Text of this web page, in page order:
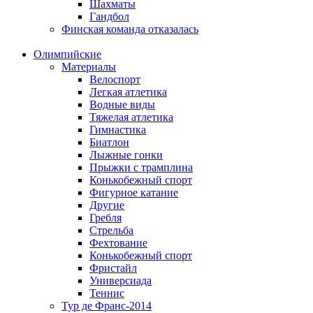
Шахматы
Гандбол
Финская команда отказалась
Олимпийские
Материалы
Велоспорт
Легкая атлетика
Водные виды
Тяжелая атлетика
Гимнастика
Биатлон
Лыжные гонки
Прыжки с трамплина
Конькобежный спорт
Фигурное катание
Другие
Гребля
Стрельба
Фехтование
Конькобежный спорт
Фристайл
Универсиада
Теннис
Тур де Франс-2014